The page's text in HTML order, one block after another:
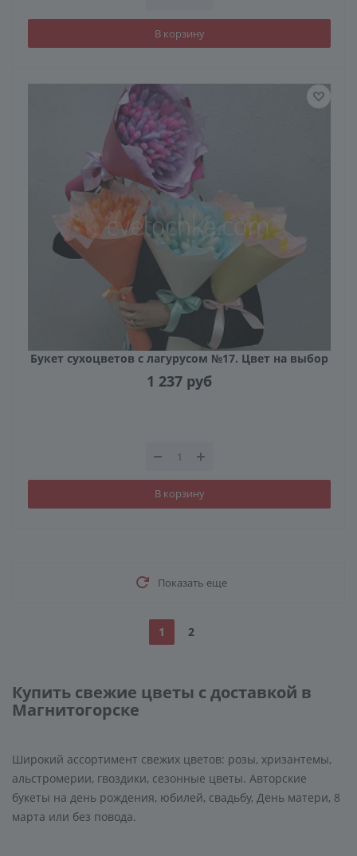
В корзину
Букет сухоцветов с лагурусом №17. Цвет на выбор
1 237 руб
В корзину
Показать еще
1 2
Купить свежие цветы с доставкой в
Магнитогорске
Широкий ассортимент свежих цветов: розы, хризантемы,
альстромерии, гвоздики, сезонные цветы. Авторские
букеты на день рождения, юбилей, свадьбу, День матери, 8
марта или без повода.